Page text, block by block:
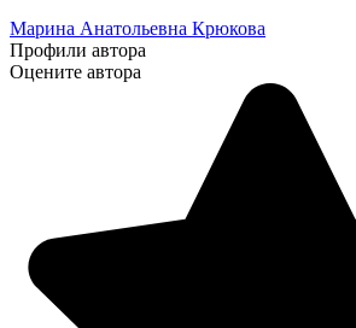
Марина Анатольевна Крюкова
Профили автора
Оцените автора